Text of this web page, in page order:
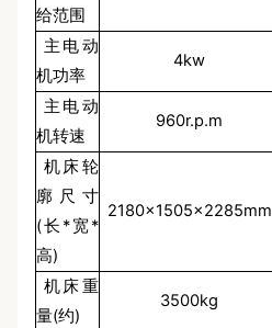
给范围
主电动
机功率
4kw
主电动
机转速
960r.p.m
机床轮
廓尺寸
(长*宽*
高)
2180×1505×2285mm
机床重
量(约)
3500kg